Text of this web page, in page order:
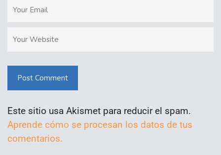
Post Comment
Este sitio usa Akismet para reducir el spam.
Aprende cómo se procesan los datos de tus
comentarios.